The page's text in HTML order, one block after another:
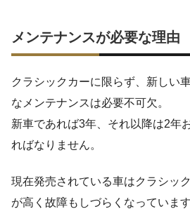
メンテナンスが必要な理由
クラシックカーに限らず、新しい
なメンテナンスは必要不可欠。
新車であれば3年、それ以降は2年
ればなりません。
現在発売されている車はクラシッ
が高く故障もしづらくなっています